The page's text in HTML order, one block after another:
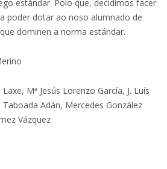
estándar. Polo que, decidimos facer
poder dotar ao noso alumnado de
dominen a norma estándar.
Mª Jesús Lorenzo García, J. Luís
Taboada Adán, Mercedes González
Vázquez